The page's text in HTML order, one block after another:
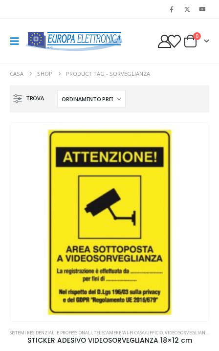
0
CASA SHOP PRODUCT TAG - SORVEGLIANZA
SISTEMI RESIDENZIALI E PROFESSIONALI,TELECAMERE WI-FI CASA/UFFICIO,VIDEO SORVEGLIANZA
STICKER ADESIVO VIDEOSORVEGLIANZA 18×12 cm